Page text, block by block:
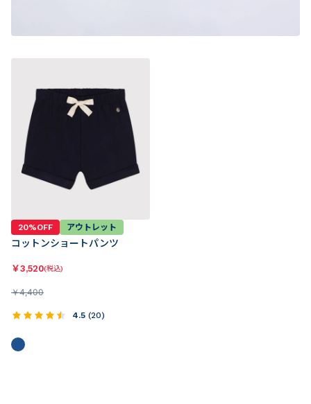
20%OFF アウトレット
コットンショートパンツ
￥3,520(税込)
￥4,400
4.5 (20)